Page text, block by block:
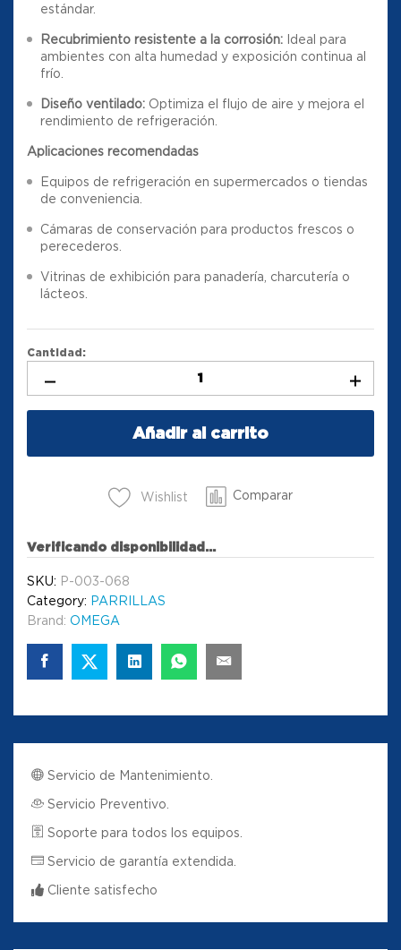
estándar.
Recubrimiento resistente a la corrosión: Ideal para
ambientes con alta humedad y exposición continua al
frío.
Diseño ventilado: Optimiza el flujo de aire y mejora el
rendimiento de refrigeración.
Aplicaciones recomendadas
Equipos de refrigeración en supermercados o tiendas
de conveniencia.
Cámaras de conservación para productos frescos o
perecederos.
Vitrinas de exhibición para panadería, charcutería o
lácteos.
Cantidad:
Añadir al carrito
Wishlist Comparar
Verificando disponibilidad...
SKU: P-003-068
Category: PARRILLAS
Brand: OMEGA
Servicio de Mantenimiento.
Servicio Preventivo.
Soporte para todos los equipos.
Servicio de garantía extendida.
Cliente satisfecho